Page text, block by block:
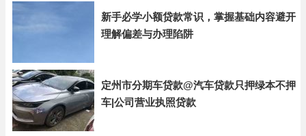
新手必学小额贷款常识，掌握基础内容避开
理解偏差与办理陷阱
定州市分期车贷款@汽车贷款只押绿本不押
车|公司营业执照贷款